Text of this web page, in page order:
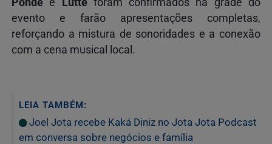
evento e farão apresentações completas,
reforçando a mistura de sonoridades e a conexão
com a cena musical local.
LEIA TAMBÉM:
Joel Jota recebe Kaká Diniz no Jota Jota Podcast
em conversa sobre negócios e família